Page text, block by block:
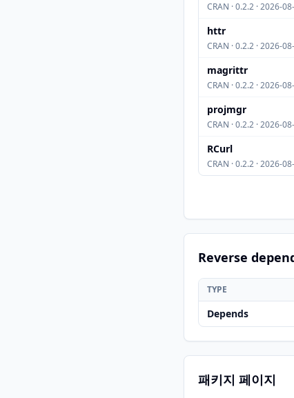
CRAN · 0.2.2 · 2026-
httr
CRAN · 0.2.2 · 2026-
magrittr
CRAN · 0.2.2 · 2026-
projmgr
CRAN · 0.2.2 · 2026-
RCurl
CRAN · 0.2.2 · 2026-
Reverse
TYPE
Depends
패키지 페이지